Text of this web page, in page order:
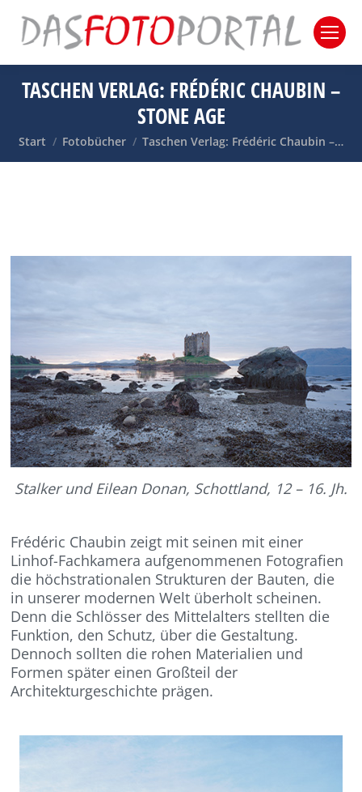
TASCHEN VERLAG: FRÉDÉRIC CHAUBIN –
STONE AGE
Sie befinden sich hier:
Start Fotobücher Taschen Verlag: Frédéric Chaubin –…
Stalker und Eilean Donan, Schottland, 12 – 16. Jh.
Frédéric Chaubin zeigt mit seinen mit einer
Linhof-Fachkamera aufgenommenen Fotografien
die höchstrationalen Strukturen der Bauten, die
in unserer modernen Welt überholt scheinen.
Denn die Schlösser des Mittelalters stellten die
Funktion, den Schutz, über die Gestaltung.
Dennoch sollten die rohen Materialien und
Formen später einen Großteil der
Architekturgeschichte prägen.